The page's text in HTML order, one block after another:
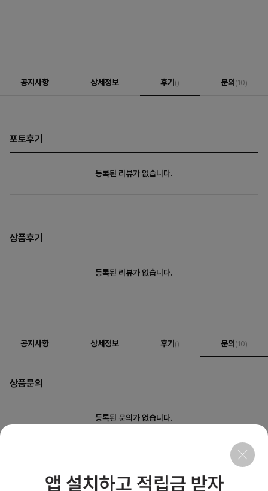
공지사항 상세정보 후기() 문의(10)
포토후기
등록된 리뷰가 없습니다.
상품후기
등록된 리뷰가 없습니다.
공지사항 상세정보 후기() 문의(10)
상품문의
등록된 문의가 없습니다.